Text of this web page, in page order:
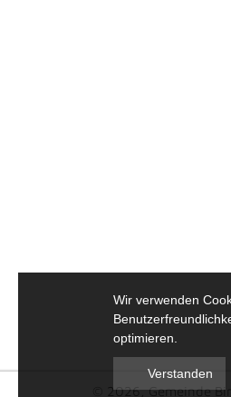
© 2026, Gemeinde
Wir verwenden
optimieren.
Verstanden